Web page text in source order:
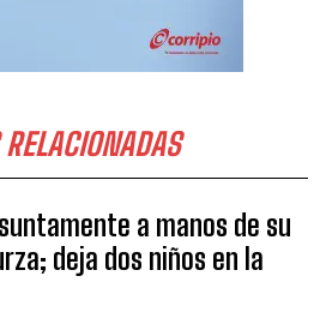
a manos de su
deja dos niños en la